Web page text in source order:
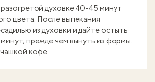
духовке 40-45 минут
цвета. После выпекания
из духовки и дайте остыть
прежде чем вынуть из формы.
кофе.